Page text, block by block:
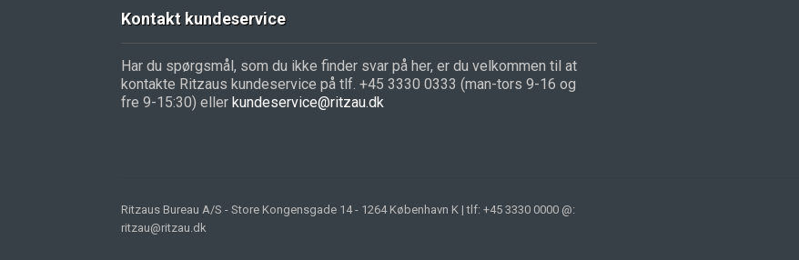
Kontakt kundeservice
Har du spørgsmål, som du ikke finder svar på her, er du velkommen til at
kontakte Ritzaus kundeservice på tlf. +45 3330 0333 (man-tors 9-16 og
fre 9-15:30) eller kundeservice@ritzau.dk
Ritzaus Bureau A/S - Store Kongensgade 14 - 1264 København K | tlf: +45 3330 0000 @:
ritzau@ritzau.dk